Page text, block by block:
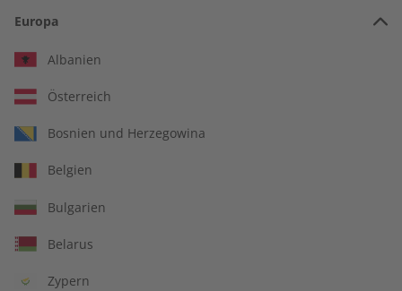
Spotlight Übungsheft digital
07/2025
Europa
Albanien
Österreich
Bosnien und Herzegowina
Belgien
Bulgarien
Belarus
Zypern